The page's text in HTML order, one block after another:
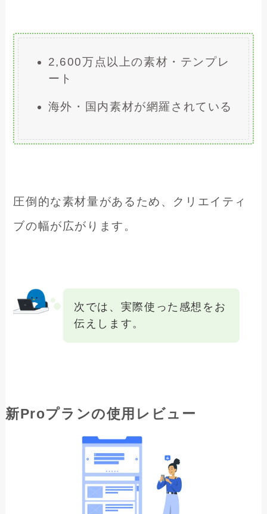
2,600万点以上の素材・テンプレ
ート
海外・国内素材が網羅されている
圧倒的な素材量があるため、クリエイティ
ブの幅が広がります。
次では、実際使った感想をお
伝えします。
新Proプランの使用レビュー